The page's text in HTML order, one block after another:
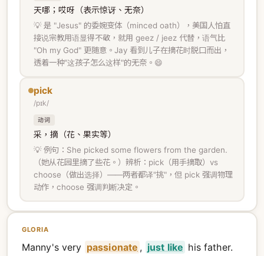
天哪；哎呀（表示惊讶、无奈）
💡 是 "Jesus" 的委婉变体（minced oath），美国人怕直
接说宗教用语显得不敬，就用 geez / jeez 代替，语气比
"Oh my God" 更随意。Jay 看到儿子在摘花时脱口而出，
透着一种"这孩子怎么这样"的无奈。😄
pick
/pɪk/
动词
采，摘（花、果实等）
💡 例句：She picked some flowers from the garden.
（她从花园里摘了些花。）辨析：pick（用手摘取）vs
choose（做出选择）——两者都译"挑"，但 pick 强调物理
动作，choose 强调判断决定。
GLORIA
Manny's very passionate , just like his father.